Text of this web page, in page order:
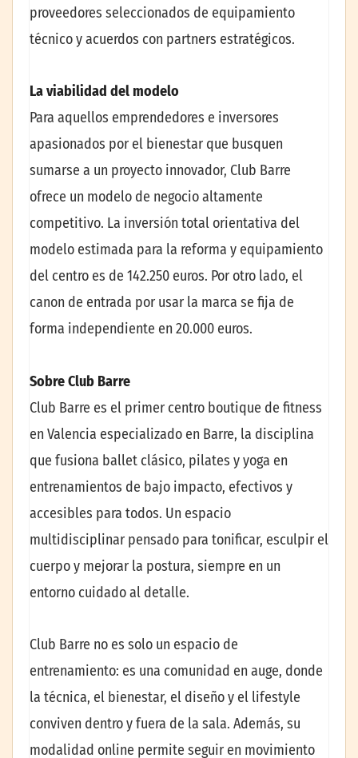
proveedores seleccionados de equipamiento
técnico y acuerdos con partners estratégicos.
La viabilidad del modelo
Para aquellos emprendedores e inversores
apasionados por el bienestar que busquen
sumarse a un proyecto innovador, Club Barre
ofrece un modelo de negocio altamente
competitivo. La inversión total orientativa del
modelo estimada para la reforma y equipamiento
del centro es de 142.250 euros. Por otro lado, el
canon de entrada por usar la marca se fija de
forma independiente en 20.000 euros.
Sobre Club Barre
Club Barre es el primer centro boutique de fitness
en Valencia especializado en Barre, la disciplina
que fusiona ballet clásico, pilates y yoga en
entrenamientos de bajo impacto, efectivos y
accesibles para todos. Un espacio
multidisciplinar pensado para tonificar, esculpir el
cuerpo y mejorar la postura, siempre en un
entorno cuidado al detalle.
Club Barre no es solo un espacio de
entrenamiento: es una comunidad en auge, donde
la técnica, el bienestar, el diseño y el lifestyle
conviven dentro y fuera de la sala. Además, su
modalidad online permite seguir en movimiento